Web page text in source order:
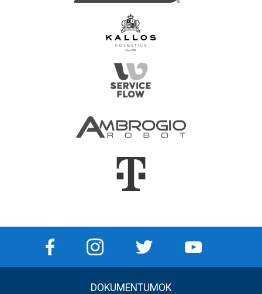
DOKUMENTUMOK